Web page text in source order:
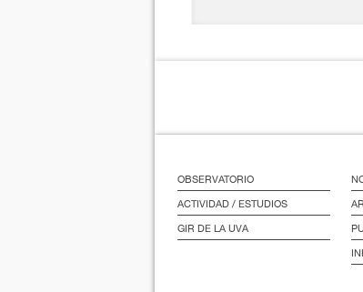
OBSERVATORIO
ACTIVIDAD / ESTUDIOS
GIR DE LA UVA